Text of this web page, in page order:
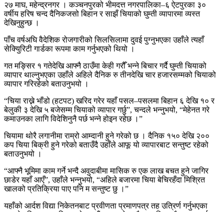
२७ माघ, महेन्द्रनगर । कञ्चनपुरको भीमदत्त नगरपालिका–६ ऐटपुरका ३०
वर्षीय हरिष चन्द दैनिकजसो बिहान र साझँ चियाको घुम्ती व्यापारमा व्यस्त
देखिनुहुन्छ ।
पाँच वर्षअघि वैदेशिक रोजगारीको सिलसिलामा दुवई पुग्नुभएका उहाँले त्यहाँ
सेक्यिुरिटी गार्डका रूपमा काम गर्नुभएको थियो ।
गत मङ्सिर १ गतेदेखि आफ्नै ठाउँमा केही गरौँ भन्ने बिचार गर्दै घुम्ती चियाको
व्यापार थाल्नुभएका उहाँले अहिले दैनिक रु तीनदेखि चार हजारसम्मको चियाको
व्यापार गरिरहेको बताउनुभयो ।
“चिया राख्ने भाँडो (हटपट) खरिद गरेर यहाँ पसल–पसलमा बिहान ६ देखि १० र
बेलुकी ३ देखि ५ बजेसम्म चियाको व्यापार गर्छु”, चन्दले भन्नु्भयो, “मेहेनत गरे
कमाउनका लागि विदेशिनुनै पर्छ भन्ने होइन रहेछ ।”
चियामा थोरै लगानीमा राम्रो आम्दानी हुने गरेको छ । दैनिक १५० देखि २००
कप चिया बिक्री हुने गरेको बताउँदै उहाँले आफू यो व्यापारबाट सन्तुष्ट रहेको
बताउनुभयो ।
“आफ्नै भूमिमा काम गर्ने भन्दै अवुदाबीमा मासिक रु एक लाख बचत हुने जागिर
छाडेर यहाँ आएँ”, उहाँले भन्नुभयो, “अहिले बजारमा चिया बेचिरहँदा मिश्रित
खालको प्रतिक्रिया पाए पनि म सन्तुष्ट छु ।”
यहाँको आर्दश विद्या निकेतनबाट प्रवीणता प्रमाणपत्र तह उत्रिर्ण गर्नुभएका